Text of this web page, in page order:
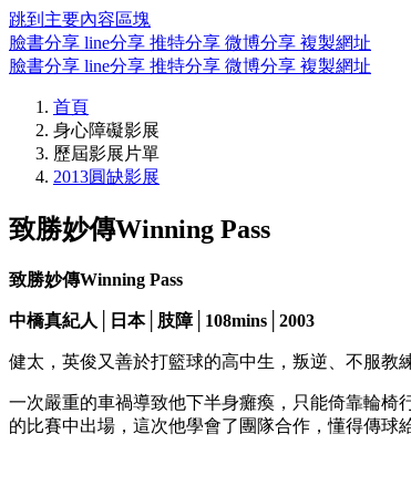
跳到主要內容區塊
臉書分享 line分享 推特分享 微博分享 複製網址
臉書分享 line分享 推特分享 微博分享 複製網址
首頁
身心障礙影展
歷屆影展片單
2013圓缺影展
致勝妙傳Winning Pass
致勝妙傳Winning Pass
中橋真紀人│日本│肢障│108mins│2003
健太，英俊又善於打籃球的高中生，叛逆、不服教
一次嚴重的車禍導致他下半身癱瘓，只能倚靠輪
的比賽中出場，這次他學會了團隊合作，懂得傳球